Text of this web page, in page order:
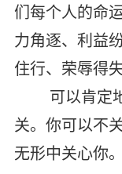
们每个人的命
力角逐、利益
住行、荣辱得
可以肯定地
关。你可以不
无形中关心你。